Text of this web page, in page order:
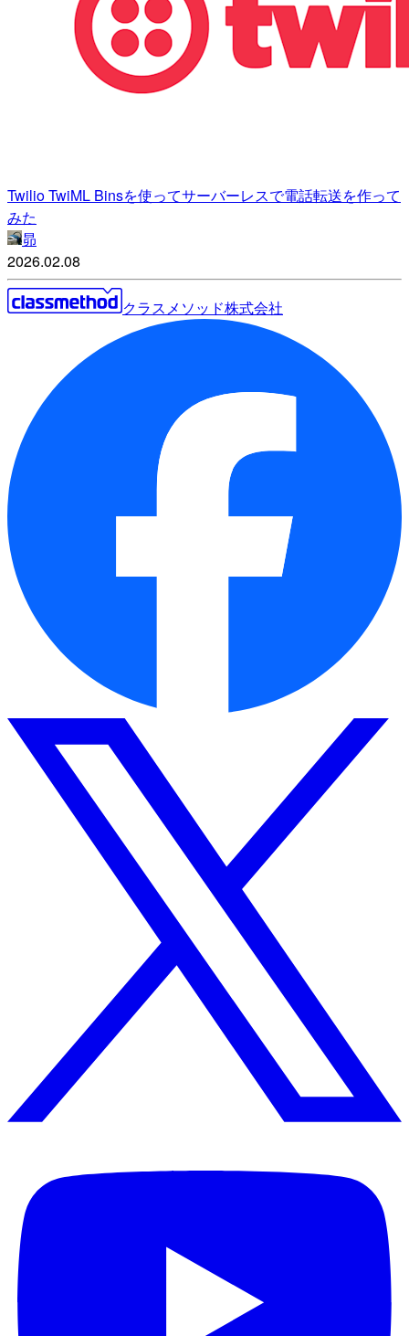
Twilio TwiML Binsを使ってサーバーレスで電話転送を作って
みた
昴
2026.02.08
クラスメソッド株式会社